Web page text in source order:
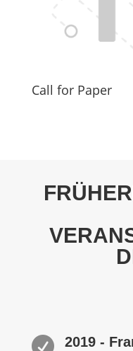
Call for Paper

2019 -